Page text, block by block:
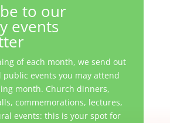
to our
events
of each month, we send out
events you may attend
month. Church dinners,
commemorations, lectures,
events: this is your spot for